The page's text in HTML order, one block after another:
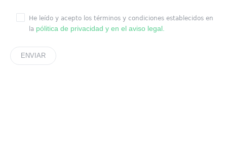
He leído y acepto los términos y condiciones establecidos en
la pólitica de privacidad y en el aviso legal.